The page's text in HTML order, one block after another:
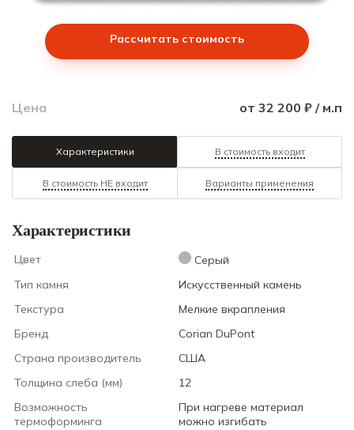
Рассчитать стоимость
Цена от 32 200 ₽ / м.п
Характеристики В стоимость входит
В стоимость НЕ входит Варианты применения
Характеристики
Цвет
Серый
Тип камня
Искусственный камень
Текстура
Мелкие вкрапления
Бренд
Corian DuPont
Страна производитель
США
Толщина слеба (мм)
12
Возможность
термоформинга
При нагреве материал
можно изгибать